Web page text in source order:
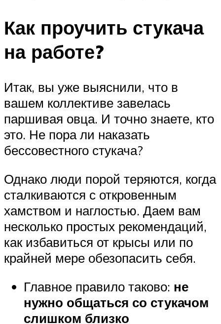
Как проучить стукача
на работе?
Итак, вы уже выяснили, что в
вашем коллективе завелась
паршивая овца. И точно знаете, кто
это. Не пора ли наказать
бессовестного стукача?
Однако люди порой теряются, когда
сталкиваются с откровенным
хамством и наглостью. Даем вам
несколько простых рекомендаций,
как избавиться от крысы или по
крайней мере обезопасить себя.
Главное правило таково: не
нужно общаться со стукачом
слишком близко